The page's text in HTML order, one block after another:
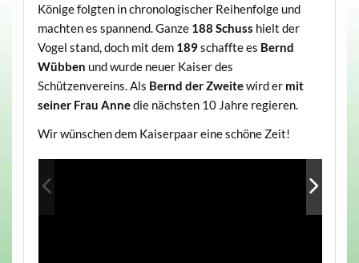
Könige folgten in chronologischer Reihenfolge und
machten es spannend. Ganze 188 Schuss hielt der
Vogel stand, doch mit dem 189schaffte es Bernd
Wübben und wurde neuer Kaiser des
Schützenvereins. Als Bernd der Zweitewird er mit
seiner Frau Annedie nächsten 10 Jahre regieren.
Wir wünschen dem Kaiserpaar eine schöne Zeit!